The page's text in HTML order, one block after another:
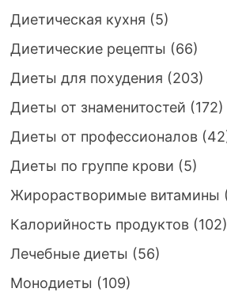
Диетическая кухня (5)
Диетические рецепты (66)
Диеты для похудения (203)
Диеты от знаменитостей (172)
Диеты от профессионалов
Диеты по группе крови (5)
Жирорастворимые витамины
Калорийность продуктов(102)
Лечебные диеты (56)
Монодиеты (109)